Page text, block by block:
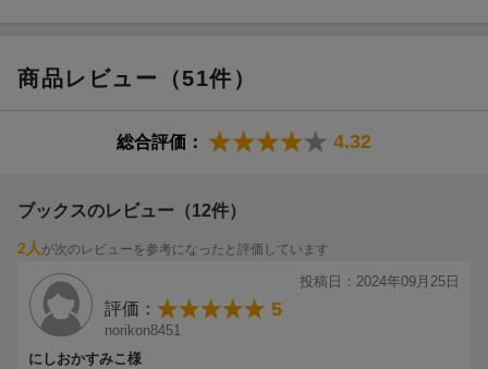
17 深爪の理由
19 お葬式と誕生日
おまけの番外編 「トットちゃんの髪の毛」
装画・挿し絵／西淑
商品レビュー（51件）
総合評価： 4.32
ブックスのレビュー（12件）
2人 が次のレビューを参考になったと評価しています
投稿日：2024年09月25日
評価： 5
norikon8451
にしおかすみこ様